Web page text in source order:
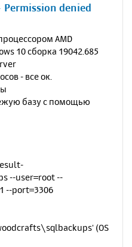
denied
AMD
10 сборка 19042.685
- все ок.
базу с помощью
--user=root --
--port=3306
(OS